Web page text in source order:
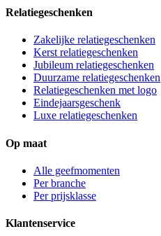
Relatiegeschenken
Zakelijke relatiegeschenken
Kerst relatiegeschenken
Jubileum relatiegeschenken
Duurzame relatiegeschenken
Relatiegeschenken met logo
Eindejaarsgeschenk
Luxe relatiegeschenken
Op maat
Alle geefmomenten
Per branche
Per prijsklasse
Klantenservice